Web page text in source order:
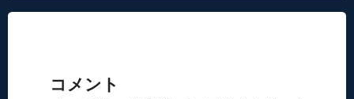
コメント